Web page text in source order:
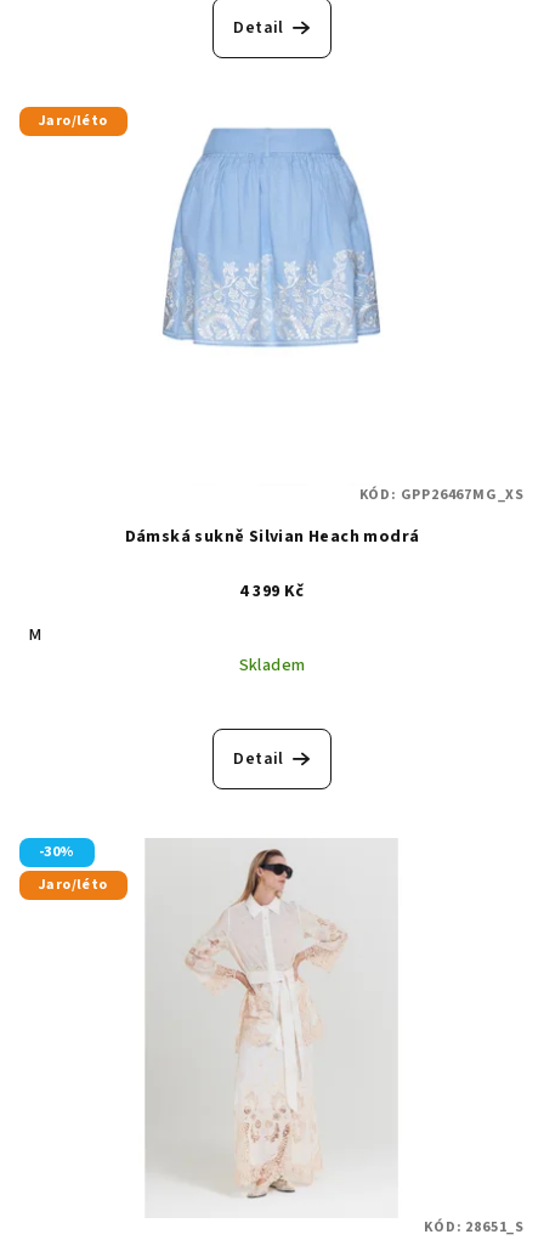
Detail
Jaro/léto
Dámská sukně Silvian Heach modrá
4 399 Kč
M
Skladem
Detail
KÓD: GPP26467MG_XS
-30%
Jaro/léto
KÓD: 28651_S